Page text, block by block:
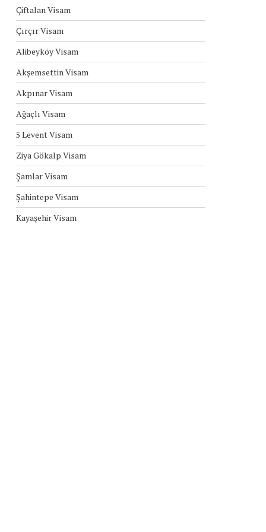
Çiftalan Visam
Çırçır Visam
Alibeyköy Visam
Akşemsettin Visam
Akpınar Visam
Ağaçlı Visam
5 Levent Visam
Ziya Gökalp Visam
Şamlar Visam
Şahintepe Visam
Kayaşehir Visam